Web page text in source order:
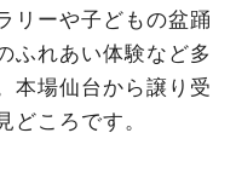
リーや子どもの盆踊
ふれあい体験など多
本場仙台から譲り受
どころです。